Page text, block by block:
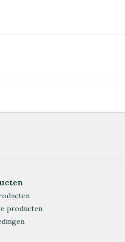
producten